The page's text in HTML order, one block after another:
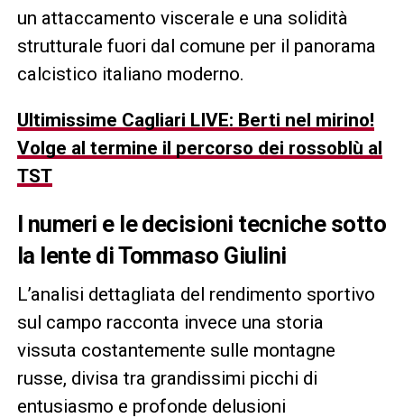
un attaccamento viscerale e una solidità
strutturale fuori dal comune per il panorama
calcistico italiano moderno.
Ultimissime Cagliari LIVE: Berti nel mirino!
Volge al termine il percorso dei rossoblù al
TST
I numeri e le decisioni tecniche sotto
la lente diTommaso Giulini
L’analisi dettagliata del rendimento sportivo
sul campo racconta invece una storia
vissuta costantemente sulle montagne
russe, divisa tra grandissimi picchi di
entusiasmo e profonde delusioni